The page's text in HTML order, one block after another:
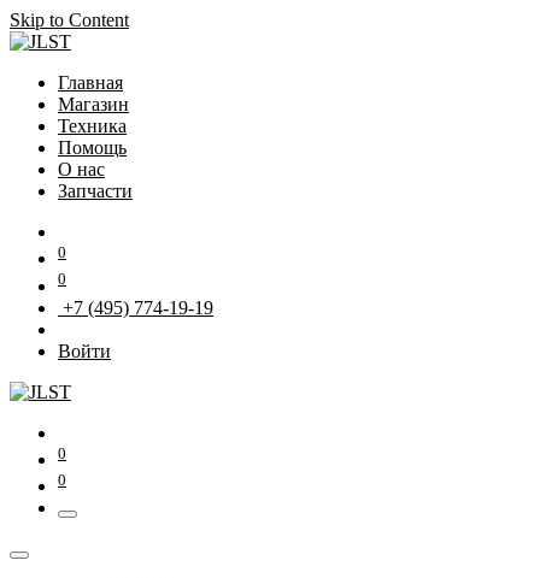
Skip to Content
Главная
Магазин
Техника
Помощь
О нас
Запчасти
0
0
+7 (495) 774-19-19
Войти
0
0